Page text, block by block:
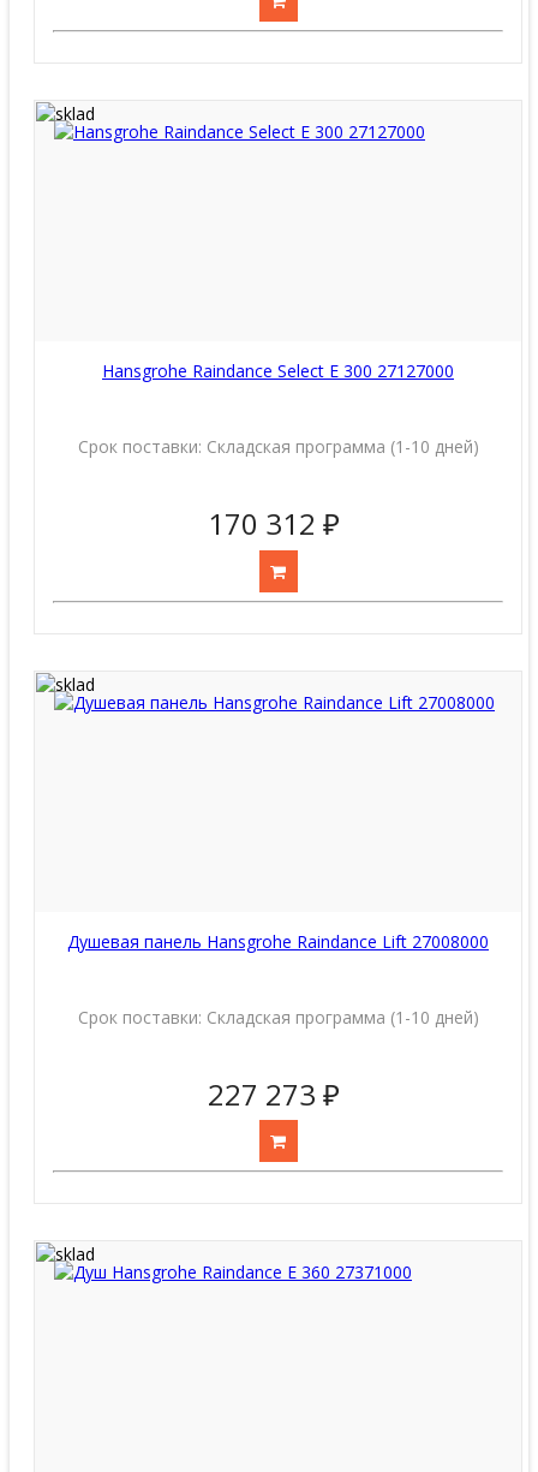
Hansgrohe Raindance Select E 300 27127000
Срок поставки: Складская программа (1-10 дней)
170 312 ₽
Душевая панель Hansgrohe Raindance Lift 27008000
Срок поставки: Складская программа (1-10 дней)
227 273 ₽